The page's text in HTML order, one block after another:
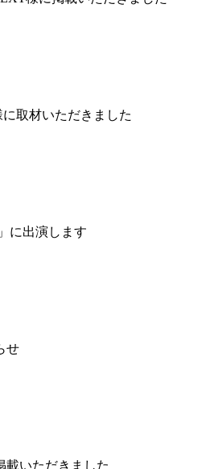
取材いただきました
に出演します
せ
載いただきました